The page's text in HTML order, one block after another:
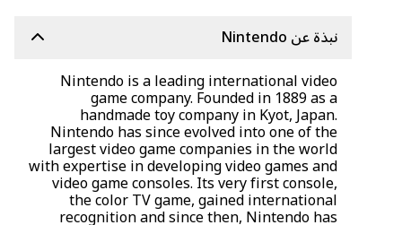
نبذة عن Nintendo
Nintendo is a leading international video
game company. Founded in 1889 as a
handmade toy company in Kyot, Japan.
Nintendo has since evolved into one of the
largest video game companies in the world
with expertise in developing video games and
video game consoles. Its very first console,
the color TV game, gained international
recognition and since then, Nintendo has